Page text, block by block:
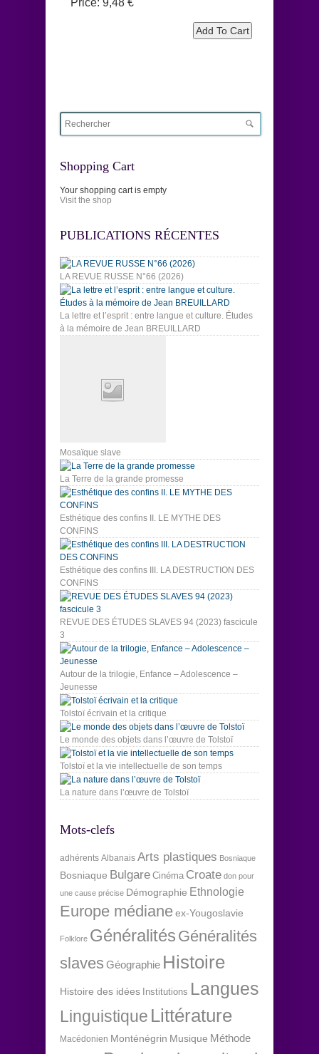
Shopping Cart
Your shopping cart is empty
Visit the shop
PUBLICATIONS RÉCENTES
LA REVUE RUSSE N°66 (2026)
La lettre et l’esprit : entre langue et culture. Études
à la mémoire de Jean BREUILLARD
Mosaïque slave
La Terre de la grande promesse
Esthétique des confins II. LE MYTHE DES
CONFINS
Esthétique des confins III. LA DESTRUCTION DES
CONFINS
REVUE DES ÉTUDES SLAVES 94 (2023) fascicule
3
Autour de la trilogie, Enfance – Adolescence –
Jeunesse
Tolstoï écrivain et la critique
Le monde des objets dans l’œuvre de Tolstoï
Tolstoï et la vie intellectuelle de son temps
La nature dans l’œuvre de Tolstoï
Mots-clefs
adhérents Albanais Arts plastiques Bosniaque
Bosniaque Bulgare Cinéma Croate don pour
une cause précise Démographie Ethnologie
Europe médianeex-Yougoslavie
Folklore Généralités Généralités
slaves Géographie Histoire
Histoire des idées Institutions Langues
Linguistique Littérature
Macédonien Monténégrin Musique Méthode